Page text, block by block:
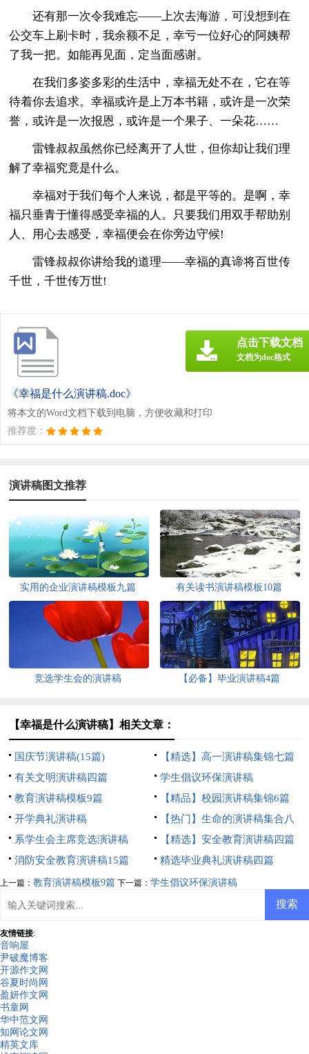
还有那一次令我难忘——上次去海游，可没想到在
公交车上刷卡时，我余额不足，幸亏一位好心的阿姨帮
了我一把。如能再见面，定当面感谢。
在我们多姿多彩的生活中，幸福无处不在，它在等
待着你去追求。幸福或许是上万本书籍，或许是一次荣
誉，或许是一次报恩，或许是一个果子、一朵花……
雷锋叔叔虽然你已经离开了人世，但你却让我们理
解了幸福究竟是什么。
幸福对于我们每个人来说，都是平等的。是啊，幸
福只垂青于懂得感受幸福的人。只要我们用双手帮助别
人、用心去感受，幸福便会在你旁边守候!
雷锋叔叔你讲给我的道理——幸福的真谛将百世传
千世，千世传万世!
《幸福是什么演讲稿.doc》
将本文的Word文档下载到电脑，方便收藏和打印
推荐度：
点击下载文档
文档为doc格式
演讲稿图文推荐
实用的企业演讲稿模板九篇 有关读书演讲稿模板10篇
竞选学生会的演讲稿 【必备】毕业演讲稿4篇
【幸福是什么演讲稿】相关文章：
国庆节演讲稿(15篇)
【精选】高一演讲稿集锦七篇
有关文明演讲稿四篇
学生倡议环保演讲稿
教育演讲稿模板9篇
【精品】校园演讲稿集锦6篇
开学典礼演讲稿
【热门】生命的演讲稿集合八
篇
系学生会主席竞选演讲稿
【精选】安全教育演讲稿四篇
消防安全教育演讲稿15篇
精选毕业典礼演讲稿四篇
上一篇： 教育演讲稿模板9篇 下一篇： 学生倡议环保演讲稿
友情链接:
音响屋
尹破魔博客
开源作文网
谷夏时尚网
盈妍作文网
书童网
华中范文网
知网论文网
精英文库